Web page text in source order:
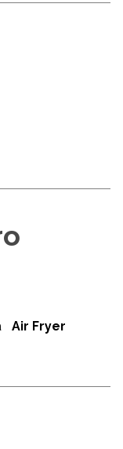
Air Fryer